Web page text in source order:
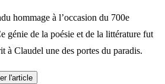
hommage à l’occasion du 700e
génie de la poésie et de la littérature fut
à Claudel une des portes du paradis.
l'article